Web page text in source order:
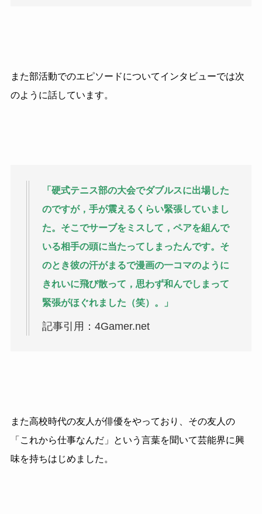
また部活動でのエピソードについてインタビューでは次
のように話しています。
「硬式テニス部の大会でダブルスに出場した
のですが，手が震えるくらい緊張していまし
た。そこでサーブをミスして，ペアを組んで
いる相手の頭に当たってしまったんです。そ
のとき彼の汗がまるで漫画の一コマのように
きれいに飛び散って，思わず和んでしまって
緊張がほぐれました（笑）。」
記事引用：4Gamer.net
また高校時代の友人が俳優をやっており、その友人の
「これから仕事なんだ」という言葉を聞いて芸能界に興
味を持ちはじめました。